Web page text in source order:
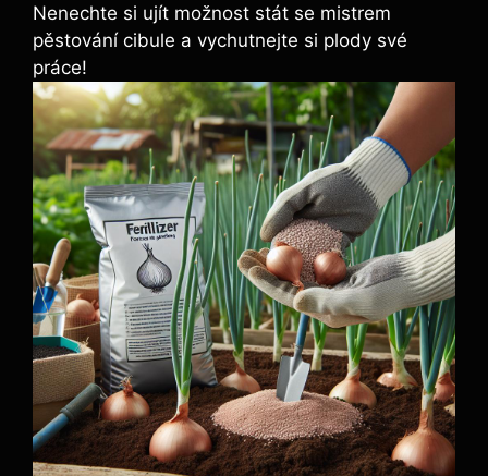
Nenechte ​si ujít možnost‌ stát se mistrem
pěstování cibule a ⁣vychutnejte⁤ si ⁢plody své⁢
práce!